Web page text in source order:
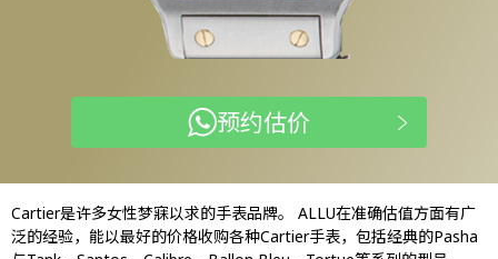
预约估价
Cartier是许多女性梦寐以求的手表品牌。 ALLU在准确估值方面有广
泛的经验，能以最好的价格收购各种Cartier手表，包括经典的Pasha